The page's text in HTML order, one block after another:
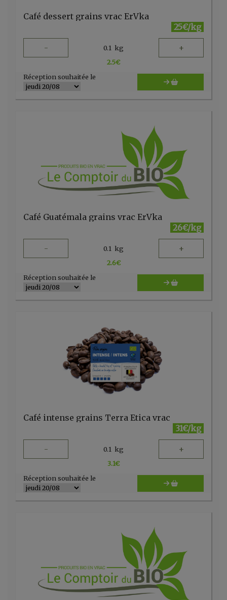
Café dessert grains vrac ErVka
25€/kg
- 0.1 kg +
2.5€
Réception souhaitée le
Café Guatémala grains vrac ErVka
26€/kg
- 0.1 kg +
2.6€
Réception souhaitée le
Café intense grains Terra Etica vrac
31€/kg
- 0.1 kg +
3.1€
Réception souhaitée le